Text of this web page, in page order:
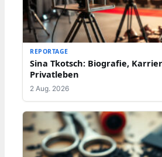
REPORTAGE
Sina Tkotsch: Biografie,
Privatleben
2 Aug. 2026